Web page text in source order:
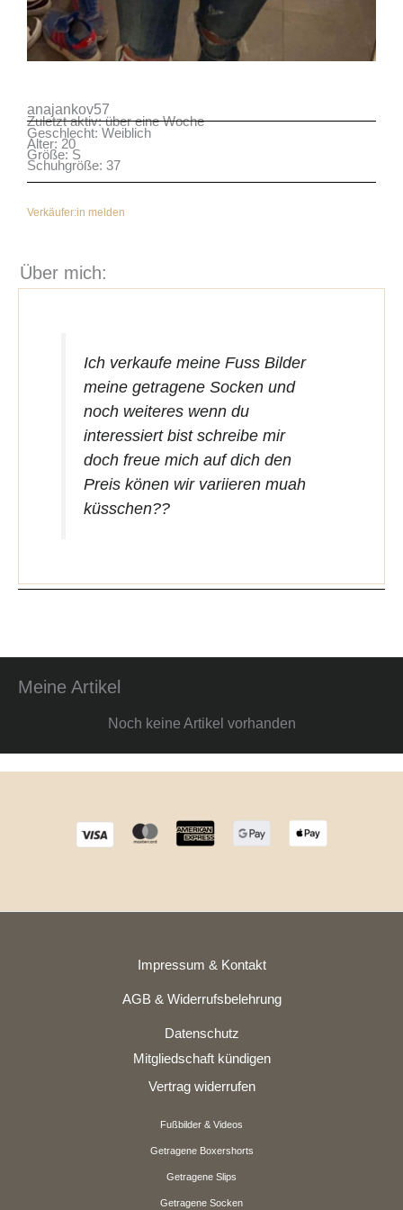
anajankov57
Zuletzt aktiv: über eine Woche
Geschlecht: Weiblich
Alter: 20
Größe: S
Schuhgröße: 37
Verkäufer:in melden
Über mich:
Ich verkaufe meine Fuss Bilder
meine getragene Socken und
noch weiteres wenn du
interessiert bist schreibe mir
doch freue mich auf dich den
Preis könen wir variieren muah
küsschen??
Meine Artikel
Noch keine Artikel vorhanden
Impressum & Kontakt
AGB & Widerrufsbelehrung
Datenschutz
Mitgliedschaft kündigen
Vertrag widerrufen
Fußbilder & Videos
Getragene Boxershorts
Getragene Slips
Getragene Socken